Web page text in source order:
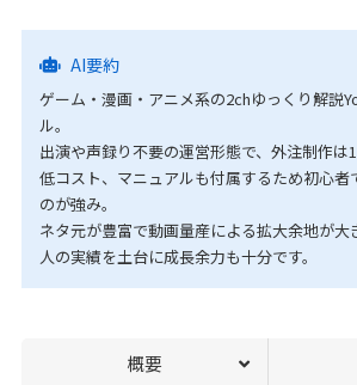
AI要約
ゲーム・漫画・アニメ系の2chゆっくり解説
ル。
出演や声録り不要の運営形態で、外注制作は
低コスト、マニュアルも付属するため初心者
のが強み。
ネタ元が豊富で動画量産による拡大余地が大
人の実績を土台に成長余力も十分です。
概要